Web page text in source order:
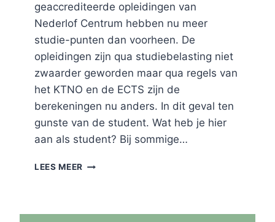
geaccrediteerde opleidingen van
Nederlof Centrum hebben nu meer
studie-punten dan voorheen. De
opleidingen zijn qua studiebelasting niet
zwaarder geworden maar qua regels van
het KTNO en de ECTS zijn de
berekeningen nu anders. In dit geval ten
gunste van de student. Wat heb je hier
aan als student? Bij sommige…
LEES MEER OPLEIDINGEN
EN